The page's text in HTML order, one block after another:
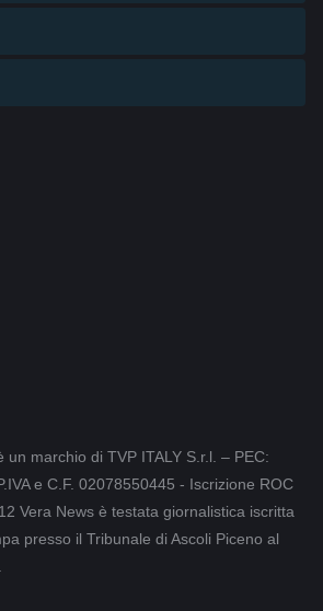
un marchio di TVP ITALY S.r.l. – PEC:
e C.F. 02078550445 - Iscrizione ROC
Vera News è testata giornalistica iscritta
presso il Tribunale di Ascoli Piceno al